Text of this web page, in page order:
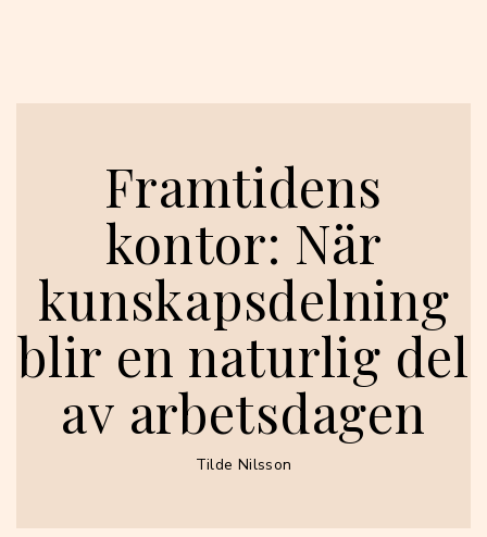
Framtidens
kontor: När
kunskapsdelning
blir en naturlig del
av arbetsdagen
Tilde Nilsson